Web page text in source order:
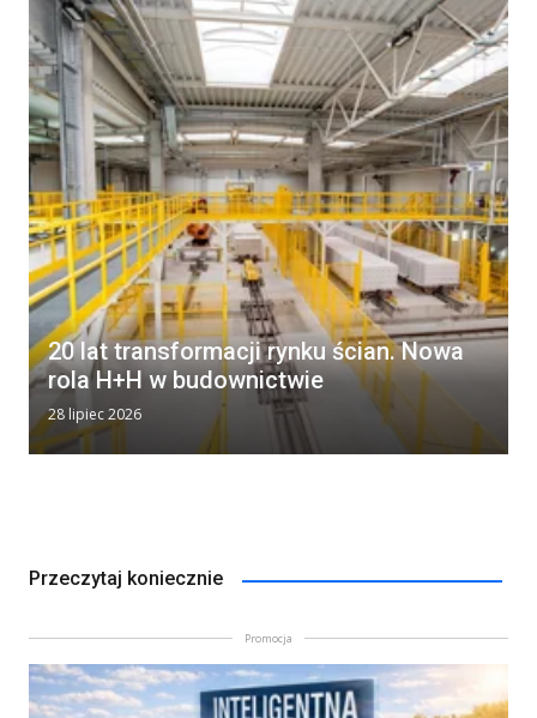
20 lat transformacji rynku ścian. Nowa
rola H+H w budownictwie
28 lipiec 2026
Przeczytaj koniecznie
Promocja